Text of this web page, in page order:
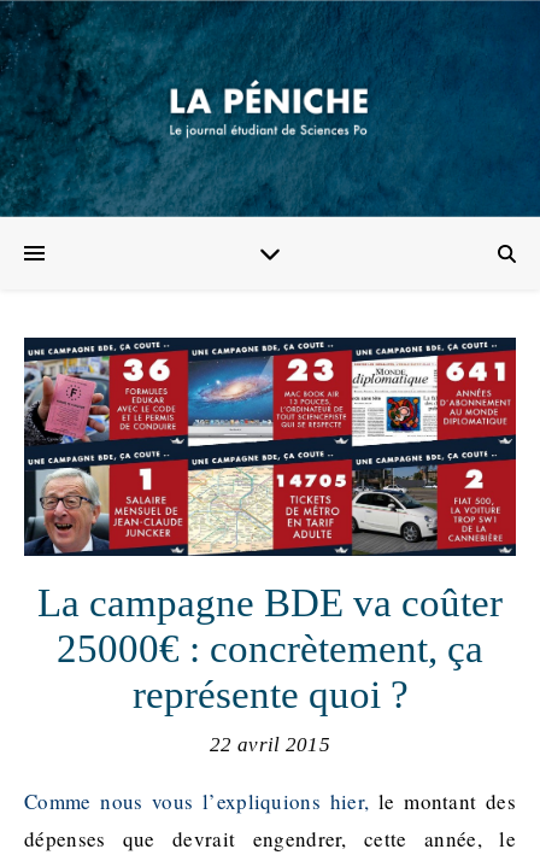
La campagne BDE va coûter
25000€ : concrètement, ça
représente quoi ?
22 avril 2015
Comme nous vous l’expliquions hier, le montant des
dépenses que devrait engendrer, cette année, le